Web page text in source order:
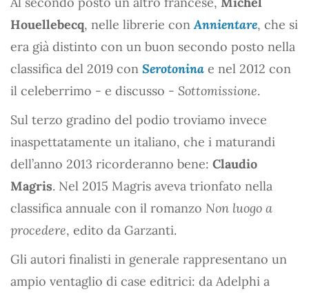
Houellebecq, nelle librerie conAnnientare, che si
era già distinto con un buon secondo posto nella
classifica del 2019 con Serotonina e nel 2012 con
il celeberrimo - e discusso - Sottomissione.
Sul terzo gradino del podio troviamo invece
inaspettatamente un italiano, che i maturandi
dell’anno 2013 ricorderanno bene: Claudio
Magris. Nel 2015 Magris aveva trionfato nella
classifica annuale con il romanzo Non luogo a
procedere, edito da Garzanti.
Gli autori finalisti in generale rappresentano un
ampio ventaglio di case editrici: da Adelphi a